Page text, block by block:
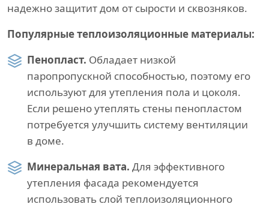
надежно защитит дом от сырости и сквозняков.
Популярные теплоизоляционные материалы:
Пенопласт. Обладает низкой
паропропускной способностью, поэтому его
используют для утепления пола и цоколя.
Если решено утеплять стены пенопластом
потребуется улучшить систему вентиляции
в доме.
Минеральная вата. Для эффективного
утепления фасада рекомендуется
использовать слой теплоизоляционного